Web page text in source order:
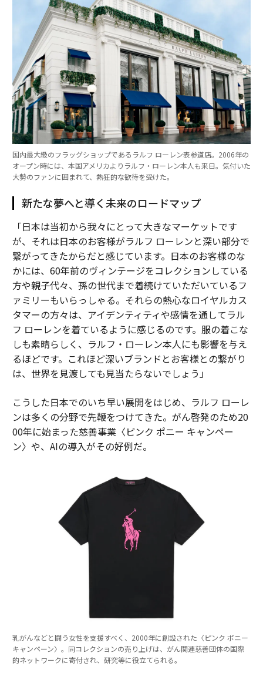
国内最大級のフラッグショップであるラルフ ローレン表参道店。2006年の
オープン時には、本国アメリカよりラルフ・ローレン本人も来日。気付いた
大勢のファンに囲まれて、熱狂的な歓待を受けた。
新たな夢へと導く未来のロードマップ
「日本は当初から我々にとって大きなマーケットです
が、それは日本のお客様がラルフ ローレンと深い部分で
繋がってきたからだと感じています。日本のお客様のな
かには、60年前のヴィンテージをコレクションしている
方や親子代々、孫の世代まで着続けていただいているフ
ァミリーもいらっしゃる。それらの熱心なロイヤルカス
タマーの方々は、アイデンティティや感情を通してラル
フ ローレンを着ているように感じるのです。服の着こな
しも素晴らしく、ラルフ・ローレン本人にも影響を与え
るほどです。これほど深いブランドとお客様との繋がり
は、世界を見渡しても見当たらないでしょう」
こうした日本でのいち早い展開をはじめ、ラルフ ローレ
ンは多くの分野で先鞭をつけてきた。がん啓発のため20
00年に始まった慈善事業〈ピンク ポニー キャンペー
ン〉や、AIの導入がその好例だ。
乳がんなどと闘う女性を支援すべく、2000年に創設された〈ピンク ポニー
キャンペーン〉。同コレクションの売り上げは、がん関連慈善団体の国際
的ネットワークに寄付され、研究等に役立てられる。